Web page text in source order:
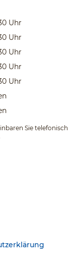
Uhr
Uhr
Uhr
Uhr
Uhr
Sie telefonisch